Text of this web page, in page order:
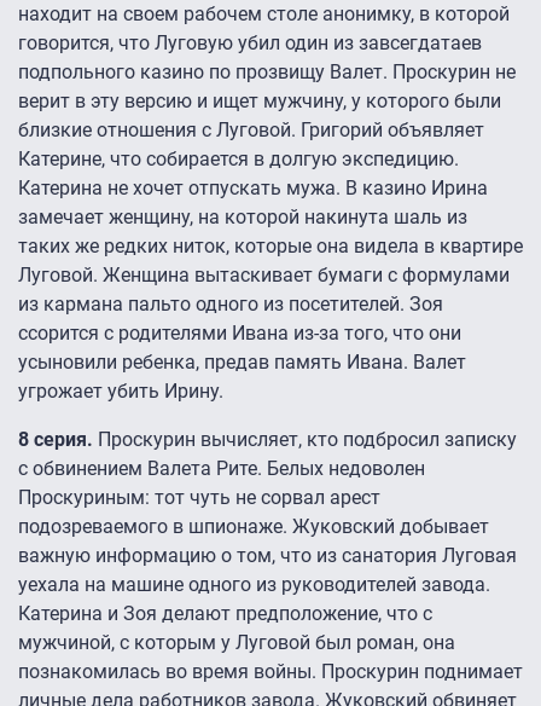
находит на своем рабочем столе анонимку, в которой
говорится, что Луговую убил один из завсегдатаев
подпольного казино по прозвищу Валет. Проскурин не
верит в эту версию и ищет мужчину, у которого были
близкие отношения с Луговой. Григорий объявляет
Катерине, что собирается в долгую экспедицию.
Катерина не хочет отпускать мужа. В казино Ирина
замечает женщину, на которой накинута шаль из
таких же редких ниток, которые она видела в квартире
Луговой. Женщина вытаскивает бумаги с формулами
из кармана пальто одного из посетителей. Зоя
ссорится с родителями Ивана из-за того, что они
усыновили ребенка, предав память Ивана. Валет
угрожает убить Ирину.
8 серия. Проскурин вычисляет, кто подбросил записку
с обвинением Валета Рите. Белых недоволен
Проскуриным: тот чуть не сорвал арест
подозреваемого в шпионаже. Жуковский добывает
важную информацию о том, что из санатория Луговая
уехала на машине одного из руководителей завода.
Катерина и Зоя делают предположение, что с
мужчиной, с которым у Луговой был роман, она
познакомилась во время войны. Проскурин поднимает
личные дела работников завода. Жуковский обвиняет